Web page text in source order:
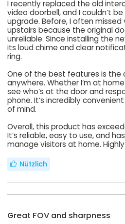
I recently replaced the old
video doorbell, and I couldn’t
upgrade. Before, I often missed
upstairs because the original
unreliable. Since installing the
its loud chime and clear
ring.
One of the best features is the
anywhere. Whether I’m at
see who’s at the door and
phone. It’s incredibly
of mind.
Overall, this product has
It’s reliable, easy to use, and
manage visitors at home.
Nützlich
Great FOV and sharpness